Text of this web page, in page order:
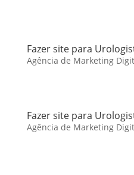
Fazer site para
Agência de Marketing
Fazer site para
Agência de Marketing